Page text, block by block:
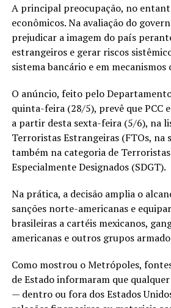
A principal preocupação, no
econômicos. Na avaliação do
prejudicar a imagem do país
estrangeiros e gerar riscos
sistema bancário e em mecanismos
O anúncio, feito pelo
quinta-feira (28/5), prevê que PCC
a partir desta sexta-feira (5/6), na
Terroristas Estrangeiras (FTOs, na
também na categoria de
Especialmente Designados (SDGT).
Na prática, a decisão amplia o
sanções norte-americanas e
brasileiras a cartéis mexicanos,
americanas e outros grupos
Como mostrou o Metrópoles,
de Estado informaram que
— dentro ou fora dos Estados